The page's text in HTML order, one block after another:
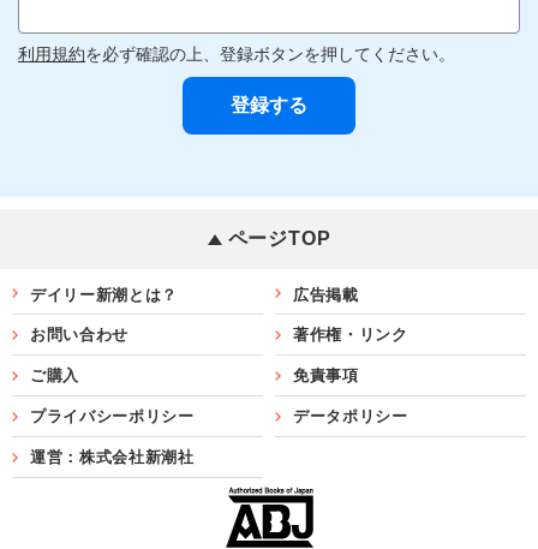
利用規約を必ず確認の上、登録ボタンを押してください。
ページTOP
デイリー新潮とは？ 広告掲載
お問い合わせ 著作権・リンク
ご購入 免責事項
プライバシーポリシー データポリシー
運営：株式会社新潮社